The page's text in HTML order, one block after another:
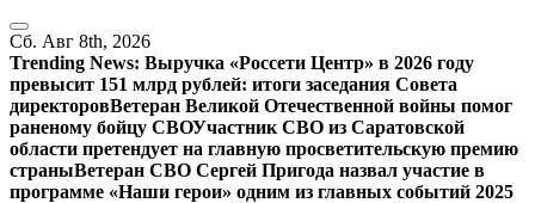
Перейти
к
содержанию
Сб. Авг 8th, 2026
Trending News: Выручка «Россети Центр» в 2026 году
превысит 151 млрд рублей: итоги заседания Совета
директоровВетеран Великой Отечественной войны помог
раненому бойцу СВОУчастник СВО из Саратовской
области претендует на главную просветительскую премию
страныВетеран СВО Сергей Пригода назвал участие в
программе «Наши герои» одним из главных событий 2025